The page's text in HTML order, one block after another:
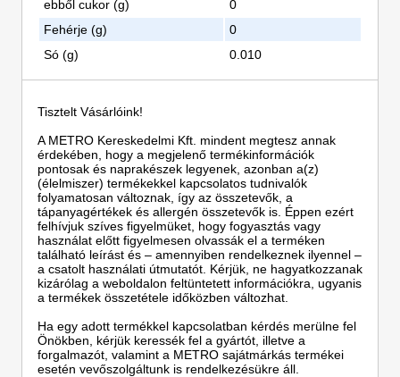
ebből cukor (g)
0
Fehérje (g)
0
Só (g)
0.010
Tisztelt Vásárlóink!
A METRO Kereskedelmi Kft. mindent megtesz annak
érdekében, hogy a megjelenő termékinformációk
pontosak és naprakészek legyenek, azonban a(z)
(élelmiszer) termékekkel kapcsolatos tudnivalók
folyamatosan változnak, így az összetevők, a
tápanyagértékek és allergén összetevők is. Éppen ezért
felhívjuk szíves figyelmüket, hogy fogyasztás vagy
használat előtt figyelmesen olvassák el a terméken
található leírást és – amennyiben rendelkeznek ilyennel –
a csatolt használati útmutatót. Kérjük, ne hagyatkozzanak
kizárólag a weboldalon feltüntetett információkra, ugyanis
a termékek összetétele időközben változhat.
Ha egy adott termékkel kapcsolatban kérdés merülne fel
Önökben, kérjük keressék fel a gyártót, illetve a
forgalmazót, valamint a METRO sajátmárkás termékei
esetén vevőszolgáltunk is rendelkezésükre áll.